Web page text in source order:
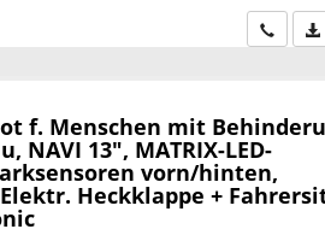
Wir
f. Menschen mit
NAVI 13", MATRIX-LED-
vorn/hinten,
Heckklappe +